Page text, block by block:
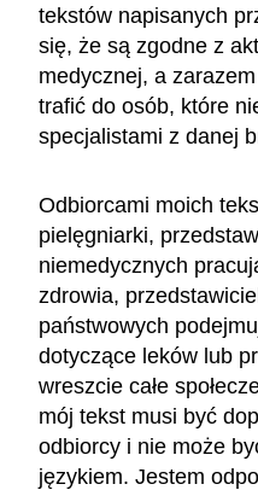
tekstów napisanych
się, że są zgodne z
medycznej, a
trafić do osób, które
specjalistami z danej
Odbiorcami moich
pielęgniarki,
niemedycznych
zdrowia,
państwowych
dotyczące leków lub
wreszcie całe
mój tekst musi być
odbiorcy i nie może
językiem. Jestem